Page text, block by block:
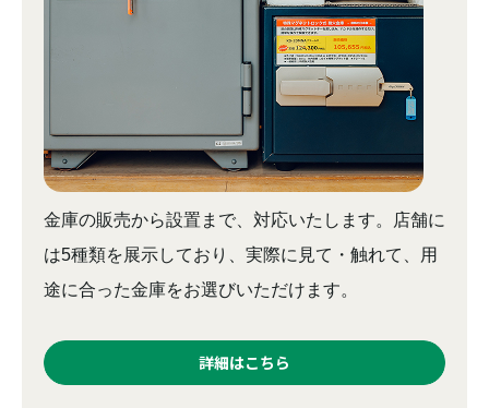
金庫の販売から設置まで、対応いたします。店舗に
は5種類を展示しており、実際に見て・触れて、用
途に合った金庫をお選びいただけます。
詳細はこちら